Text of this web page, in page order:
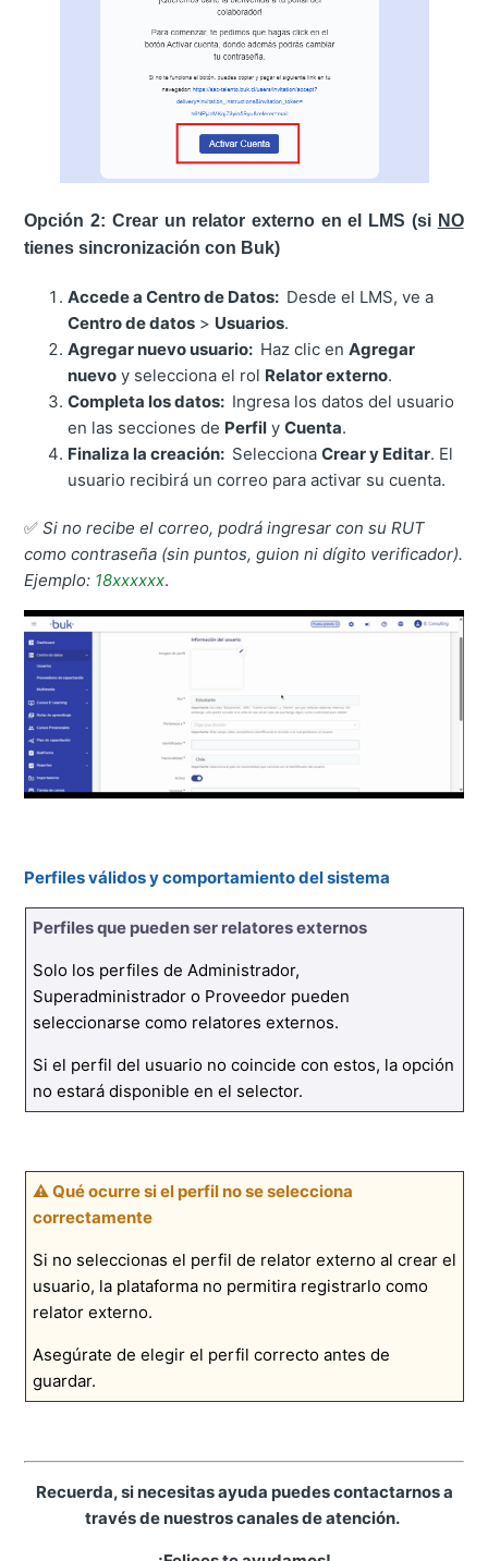
Opción 2: Crear un relator externo en el LMS (si NO
tienes sincronización con Buk)
Accede a Centro de Datos: Desde el LMS, ve a
Centro de datos > Usuarios.
Agregar nuevo usuario: Haz clic enAgregar
nuevo y selecciona el rol Relator externo.
Completa los datos: Ingresa los datos del usuario
en las secciones de Perfil yCuenta.
Finaliza la creación: SeleccionaCrear y Editar. El
usuario recibirá un correo para activar su cuenta.
✅Si no recibe el correo, podrá ingresar con su RUT
como contraseña (sin puntos, guion ni dígito verificador).
Ejemplo: 18xxxxxx.
Perfiles válidos y comportamiento del sistema
Perfiles que pueden ser relatores externos
Solo los perfiles de Administrador,
Superadministrador o Proveedor pueden
seleccionarse como relatores externos.
Si el perfil del usuario no coincide con estos, la opción
no estará disponible en el selector.
⚠ Qué ocurre si el perfil no se selecciona
correctamente
Si no seleccionas el perfil de relator externo al crear el
usuario, la plataforma no permitira registrarlo como
relator externo.
Asegúrate de elegir el perfil correcto antes de
guardar.
Recuerda, si necesitas ayuda puedes contactarnos a
través de nuestros canales de atención.